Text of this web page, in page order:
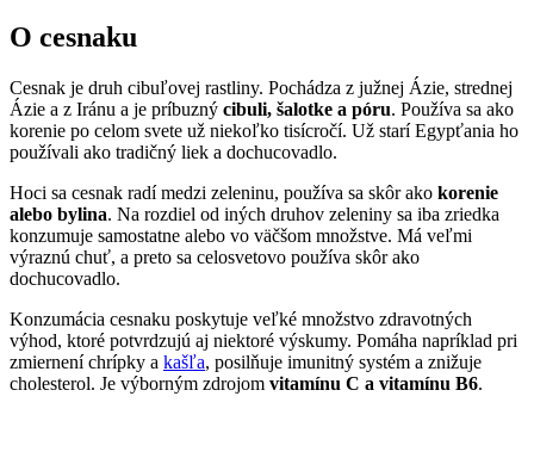
O cesnaku
Cesnak je druh cibuľovej rastliny. Pochádza z južnej Ázie, strednej
Ázie a z Iránu a je príbuzný cibuli, šalotke a póru. Používa sa ako
korenie po celom svete už niekoľko tisícročí. Už starí Egypťania ho
používali ako tradičný liek a dochucovadlo.
Hoci sa cesnak radí medzi zeleninu, používa sa skôr ako korenie
alebo bylina. Na rozdiel od iných druhov zeleniny sa iba zriedka
konzumuje samostatne alebo vo väčšom množstve. Má veľmi
výraznú chuť, a preto sa celosvetovo používa skôr ako
dochucovadlo.
Konzumácia cesnaku poskytuje veľké množstvo zdravotných
výhod, ktoré potvrdzujú aj niektoré výskumy. Pomáha napríklad pri
zmiernení chrípky a kašľa, posilňuje imunitný systém a znižuje
cholesterol. Je výborným zdrojom vitamínu C a vitamínu B6.